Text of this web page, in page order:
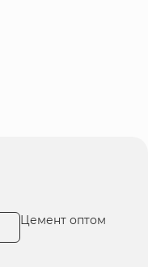
Цемент оптом